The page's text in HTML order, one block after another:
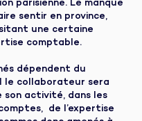
parisienne. Le manque
sentir en province,
une certaine
comptable.
dépendent du
le collaborateur sera
son activité, dans les
de l’expertise